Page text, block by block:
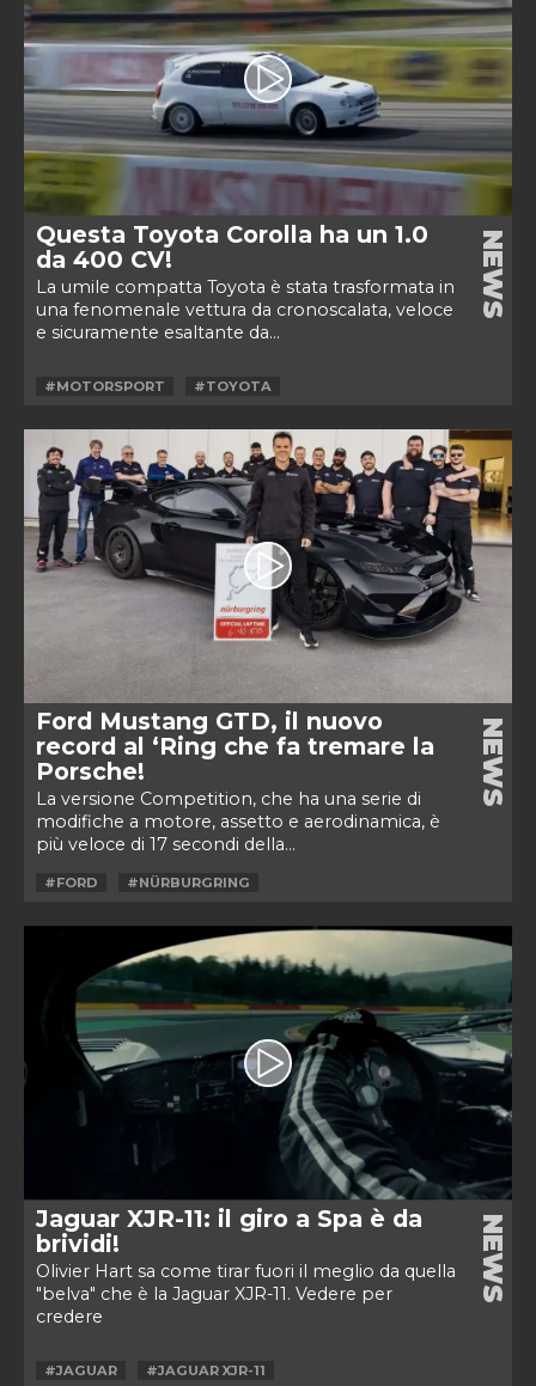
Questa Toyota Corolla ha un 1.0
da 400 CV!
La umile compatta Toyota è stata trasformata in
una fenomenale vettura da cronoscalata, veloce
e sicuramente esaltante da...
NEWS
#MOTORSPORT #TOYOTA
Ford Mustang GTD, il nuovo
record al ‘Ring che fa tremare la
Porsche!
La versione Competition, che ha una serie di
modifiche a motore, assetto e aerodinamica, è
più veloce di 17 secondi della...
NEWS
#FORD #NÜRBURGRING
Jaguar XJR-11: il giro a Spa è da
brividi!
Olivier Hart sa come tirar fuori il meglio da quella
"belva" che è la Jaguar XJR-11. Vedere per
credere
NEWS
#JAGUAR #JAGUAR XJR-11